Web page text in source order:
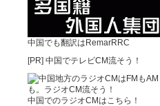
中国でも翻訳はRemarRRC
[PR] 中国でテレビCM流そう！
中国でのラジオCMはこちら！